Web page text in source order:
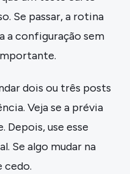
Se passar, a rotina
a configuração sem
dois ou três posts
Veja se a prévia
use esse
Se algo mudar na
cedo.